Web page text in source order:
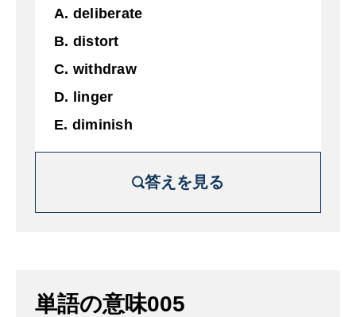
A. deliberate
B. distort
C. withdraw
D. linger
E. diminish
答えを見る
と
単語の意味005